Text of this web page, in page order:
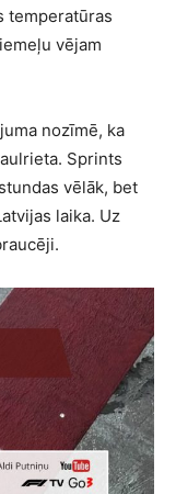
temperatūras
vējam
nozīmē, ka
Sprints
vēlāk, bet
laika. Uz